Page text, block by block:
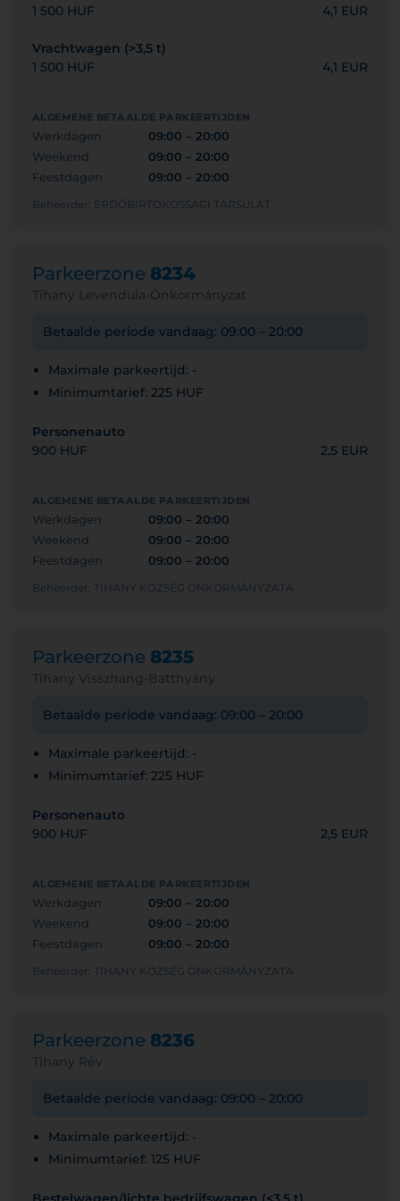
1 500 HUF 4,1 EUR
Vrachtwagen (>3,5 t)
1 500 HUF
4,1 EUR
ALGEMENE BETAALDE PARKEERTIJDEN
Werkdagen
09:00 – 20:00
Weekend
09:00 – 20:00
Feestdagen
09:00 – 20:00
Beheerder: ERDŐBIRTOKOSSÁGI TÁRSULAT
Parkeerzone 8234
Tihany Levendula-Önkormányzat
Betaalde periode vandaag: 09:00 – 20:00
Maximale parkeertijd: -
Minimumtarief: 225 HUF
Personenauto
900 HUF
2,5 EUR
ALGEMENE BETAALDE PARKEERTIJDEN
Werkdagen
09:00 – 20:00
Weekend
09:00 – 20:00
Feestdagen
09:00 – 20:00
Beheerder: TIHANY KÖZSÉG ÖNKORMÁNYZATA
Parkeerzone 8235
Tihany Visszhang-Batthyány
Betaalde periode vandaag: 09:00 – 20:00
Maximale parkeertijd: -
Minimumtarief: 225 HUF
Personenauto
900 HUF
2,5 EUR
ALGEMENE BETAALDE PARKEERTIJDEN
Werkdagen
09:00 – 20:00
Weekend
09:00 – 20:00
Feestdagen
09:00 – 20:00
Beheerder: TIHANY KÖZSÉG ÖNKORMÁNYZATA
Parkeerzone 8236
Tihany Rév
Betaalde periode vandaag: 09:00 – 20:00
Maximale parkeertijd: -
Minimumtarief: 125 HUF